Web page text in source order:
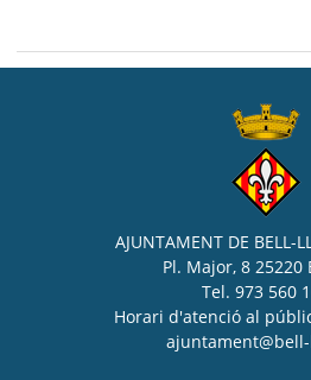
AJUNTAMENT DE BELL-
Pl. Major, 8 25220
Tel. 973 560
Horari d'atenció al